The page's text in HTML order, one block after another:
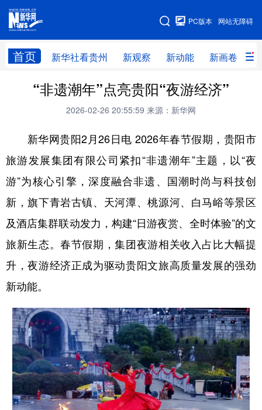
网站无障碍
PC版本
首页 新华社看贵州 新观察 新动能 新画卷
网站地图
新华社看贵州 新观察 新动能 新画卷
贵州领导 人事
专题 访谈 直播 视频
畅游贵州 数字贵州 律动贵州 健康贵州
光影贵州 部门之窗 县区直达 企业速递
融媒联播 贵阳 遵义 安顺
黔南 黔西南
地方频道
北京 天津 河北 山西
辽宁 吉林 上海 江苏
浙江 安徽 福建 江西
山东 河南 湖北 湖南
“非遗潮年”点亮贵阳“夜游经济”
2026-02-26 20:55:59 来源：新华网
新华网贵阳2月26日电 2026年春节假期，贵阳市
旅游发展集团有限公司紧扣“非遗潮年”主题，以“夜
游”为核心引擎，深度融合非遗、国潮时尚与科技创
新，旗下青岩古镇、天河潭、桃源河、白马峪等景区
及酒店集群联动发力，构建“日游夜赏、全时体验”的文
旅新生态。春节假期，集团夜游相关收入占比大幅提
升，夜游经济正成为驱动贵阳文旅高质量发展的强劲
新动能。